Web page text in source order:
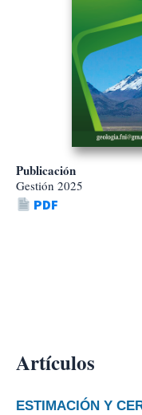
Publicación
Gestión 2025
PDF
Artículos
ESTIMACIÓN Y